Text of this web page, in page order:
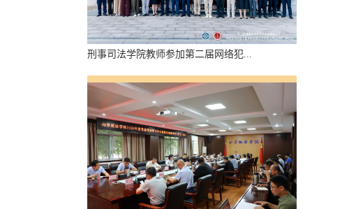
刑事司法学院教师参加第二届网络犯...